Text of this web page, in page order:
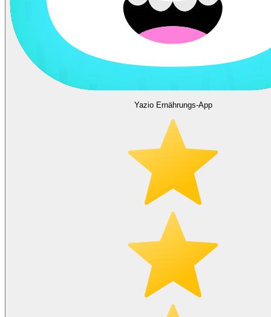
Yazio Ernährungs-App